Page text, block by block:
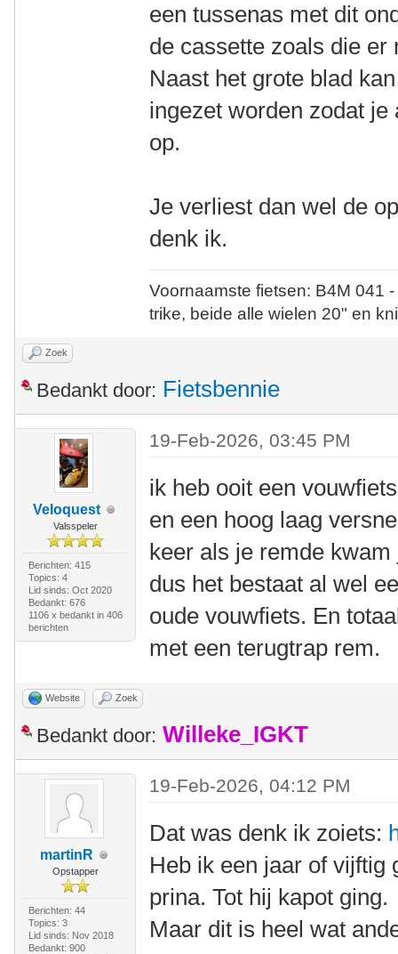
een tussenas met dit
de cassette zoals die er
Naast het grote blad
ingezet worden zodat
op.
Je verliest dan wel de
denk ik.
Voornaamste fietsen: B4M
trike, beide alle wielen 20" en
Zoek
Bedankt door: Fietsbennie
Veloquest
Valsspeler
Berichten: 415
Topics: 4
Lid sinds: Oct 2020
Bedankt: 676
1106 x bedankt in 406
berichten
19-Feb-2026, 03:45 PM
ik heb ooit een
en een hoog laag
keer als je remde
dus het bestaat al wel
oude vouwfiets. En
met een terugtrap rem.
Website Zoek
Bedankt door: Willeke_IGKT
martinR
Opstapper
Berichten: 44
Topics: 3
Lid sinds: Nov 2018
Bedankt: 900
19-Feb-2026, 04:12 PM
Dat was denk ik zoiets:
Heb ik een jaar of vijftig
prina. Tot hij kapot ging.
Maar dit is heel wat